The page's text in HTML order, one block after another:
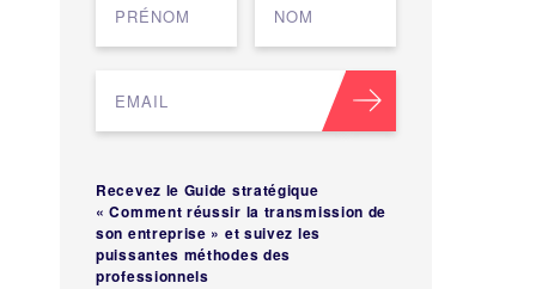
Recevez le Guide stratégique
« Comment réussir la transmission de
son entreprise » et suivez les
puissantes méthodes des
professionnels